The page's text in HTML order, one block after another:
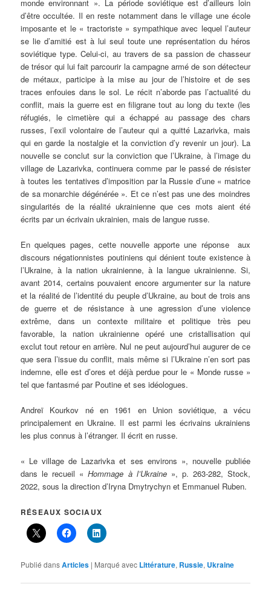
monde environnant ». La période soviétique est d’ailleurs loin
d’être occultée. Il en reste notamment dans le village une école
imposante et le « tractoriste » sympathique avec lequel l’auteur
se lie d’amitié est à lui seul toute une représentation du héros
soviétique type. Celui-ci, au travers de sa passion de chasseur
de trésor qui lui fait parcourir la campagne armé de son détecteur
de métaux, participe à la mise au jour de l’histoire et de ses
traces enfouies dans le sol. Le récit n’aborde pas l’actualité du
conflit, mais la guerre est en filigrane tout au long du texte (les
réfugiés, le cimetière qui a échappé au passage des chars
russes, l’exil volontaire de l’auteur qui a quitté Lazarivka, mais
qui en garde la nostalgie et la conviction d’y revenir un jour). La
nouvelle se conclut sur la conviction que l’Ukraine, à l’image du
village de Lazarivka, continuera comme par le passé de résister
à toutes les tentatives d’imposition par la Russie d’une « matrice
de sa monarchie dégénérée ». Et ce n’est pas une des moindres
singularités de la réalité ukrainienne que ces mots aient été
écrits par un écrivain ukrainien, mais de langue russe.
En quelques pages, cette nouvelle apporte une réponse aux
discours négationnistes poutiniens qui dénient toute existence à
l’Ukraine, à la nation ukrainienne, à la langue ukrainienne. Si,
avant 2014, certains pouvaient encore argumenter sur la nature
et la réalité de l’identité du peuple d’Ukraine, au bout de trois ans
de guerre et de résistance à une agression d’une violence
extrême, dans un contexte militaire et politique très peu
favorable, la nation ukrainienne opéré une cristallisation qui
exclut tout retour en arrière. Nul ne peut aujourd’hui augurer de ce
que sera l’issue du conflit, mais même si l’Ukraine n’en sort pas
indemne, elle est d’ores et déjà perdue pour le « Monde russe »
tel que fantasmé par Poutine et ses idéologues.
Andreï Kourkov né en 1961 en Union soviétique, a vécu
principalement en Ukraine. Il est parmi les écrivains ukrainiens
les plus connus à l’étranger. Il écrit en russe.
« Le village de Lazarivka et ses environs », nouvelle publiée
dans le recueil «Hommage à l’Ukraine», p. 263-282, Stock,
2022, sous la direction d’Iryna Dmytrychyn et Emmanuel Ruben.
RÉSEAUX SOCIAUX
Publié dansArticles | Marqué avec Littérature, Russie, Ukraine